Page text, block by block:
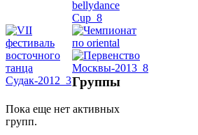
видео
Группы
Пока еще нет активных
групп.